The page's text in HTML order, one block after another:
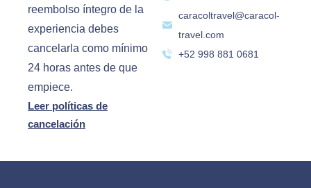
reembolso íntegro de la
experiencia debes
cancelarla como mínimo
24 horas antes de que
empiece.
Leer políticas de
cancelación
caracoltravel@caracol-
travel.com
+52 998 881 0681